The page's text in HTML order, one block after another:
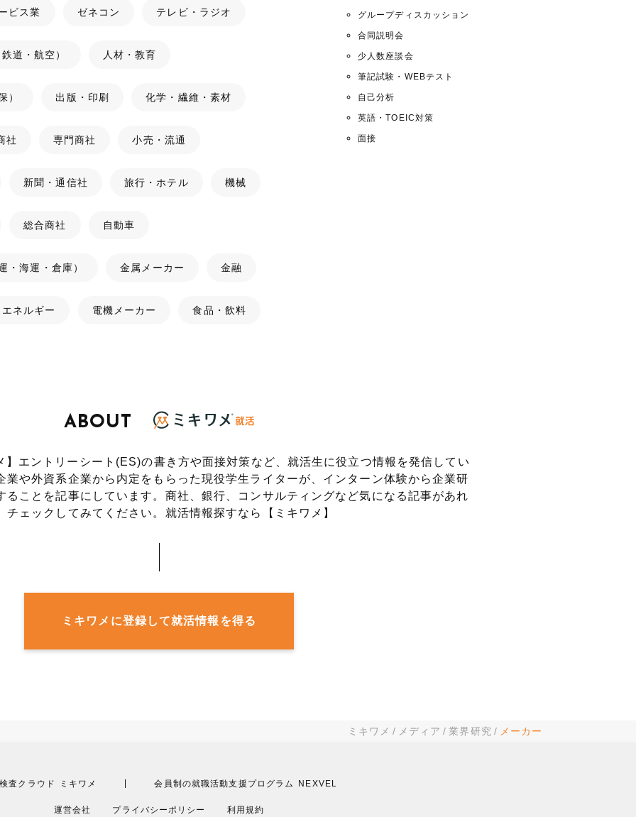
ビス業 ゼネコン テレビ・ラジオ
道・航空） 人材・教育
） 出版・印刷 化学・繊維・素材
社 専門商社 小売・流通
新聞・通信社 旅行・ホテル 機械
総合商社 自動車
・海運・倉庫） 金属メーカー 金融
ネルギー 電機メーカー 食品・飲料
グループディスカッション
合同説明会
少人数座談会
筆記試験・WEBテスト
自己分析
英語・TOEIC対策
面接
ABOUT
】エントリーシート(ES)の書き方や面接対策など、就活生に役立つ情報を発信してい
業や外資系企業から内定をもらった現役学生ライターが、インターン体験から企業研
ことを記事にしています。 商社、銀行、コンサルティングなど気になる記事があれ
チェックしてみてください。 就活情報探すなら【ミキワメ】
ミキワメに登録して就活情報を得る
ミキワメ メディア 業界研究 メーカー
査クラウド ミキワメ 会員制の就職活動支援プログラム NEXVEL
運営会社 プライバシーポリシー 利用規約